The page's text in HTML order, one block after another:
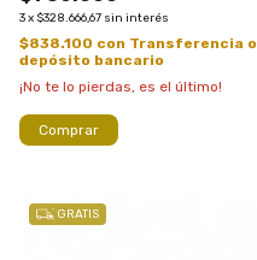
3x $328.666,67 sin interés
$838.100 con Transferencia o
depósito bancario
¡No te lo pierdas, es el último!
Comprar
GRATIS